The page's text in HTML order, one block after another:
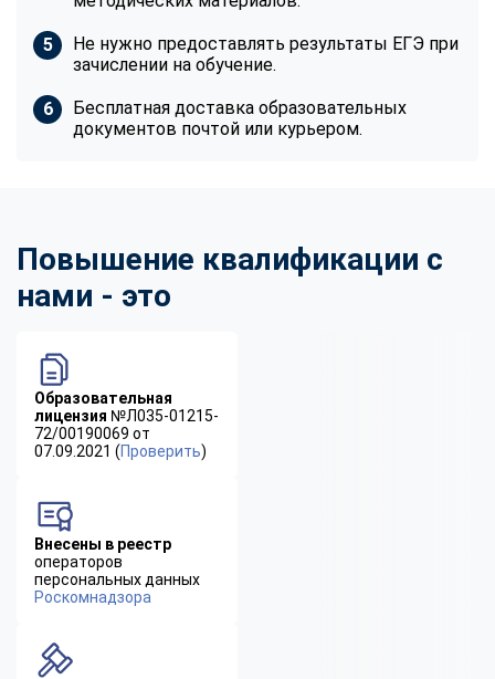
Не нужно предоставлять результаты ЕГЭ при
зачислении на обучение.
Бесплатная доставка образовательных
документов почтой или курьером.
Повышение квалификации с
нами - это
Образовательная
лицензия №Л035-01215-
72/00190069 от
07.09.2021 (Проверить)
Внесены в реестр
операторов
персональных данных
Роскомнадзора